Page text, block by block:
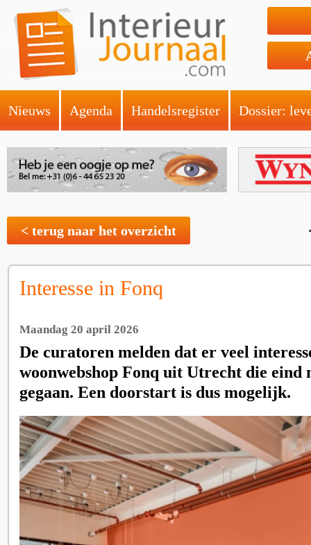
Nieuws Agenda Handelsregister Dossier:
< terug naar het overzicht
Interesse in Fonq
Maandag 20 april 2026
De curatoren melden dat er veel
woonwebshop Fonq uit Utrecht die
gegaan. Een doorstart is dus mogelijk.